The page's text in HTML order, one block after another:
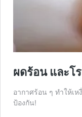
ผดร้อน และโ
อากาศร้อน ๆ ทำให้เ
ป้องกัน!